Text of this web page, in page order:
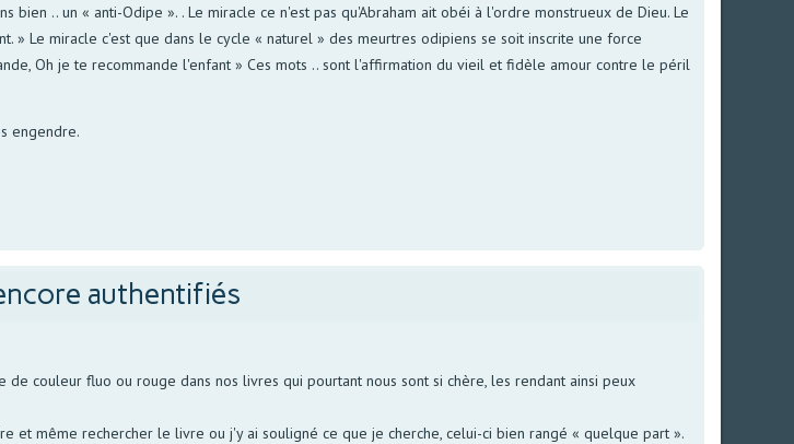
bien .. un « anti-Odipe ». . Le miracle ce n'est pas qu'Abraham ait obéi à l'ordre monstrueux de Dieu. Le
» Le miracle c'est que dans le cycle « naturel » des meurtres odipiens se soit inscrite une force
Oh je te recommande l'enfant » Ces mots .. sont l'affirmation du vieil et fidèle amour contre le péril
engendre.
authentifiés
couleur fluo ou rouge dans nos livres qui pourtant nous sont si chère, les rendant ainsi peux
même rechercher le livre ou j'y ai souligné ce que je cherche, celui-ci bien rangé « quelque part ».